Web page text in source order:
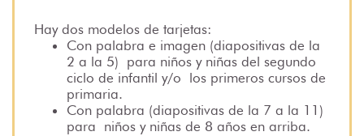
Hay dos modelos de tarjetas:
Con palabra e imagen (diapositivas de la
2 a la 5) para niños y niñas del segundo
ciclo de infantil y/o los primeros cursos de
primaria.
Con palabra (diapositivas de la 7 a la 11)
para niños y niñas de 8 años en arriba.